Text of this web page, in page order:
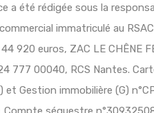
a été rédigée sous la
immatriculé au
920 euros, ZAC LE CHÊNE
777 00040, RCS Nantes.
Gestion immobilière (G)